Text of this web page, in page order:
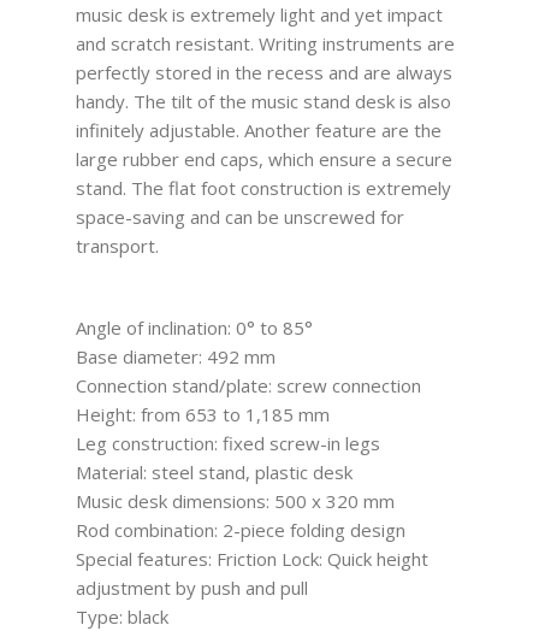
music desk is extremely light and yet impact
and scratch resistant. Writing instruments are
perfectly stored in the recess and are always
handy. The tilt of the music stand desk is also
infinitely adjustable. Another feature are the
large rubber end caps, which ensure a secure
stand. The flat foot construction is extremely
space-saving and can be unscrewed for
transport.
Angle of inclination: 0° to 85°
Base diameter: 492 mm
Connection stand/plate: screw connection
Height: from 653 to 1,185 mm
Leg construction: fixed screw-in legs
Material: steel stand, plastic desk
Music desk dimensions: 500 x 320 mm
Rod combination: 2-piece folding design
Special features: Friction Lock: Quick height
adjustment by push and pull
Type: black